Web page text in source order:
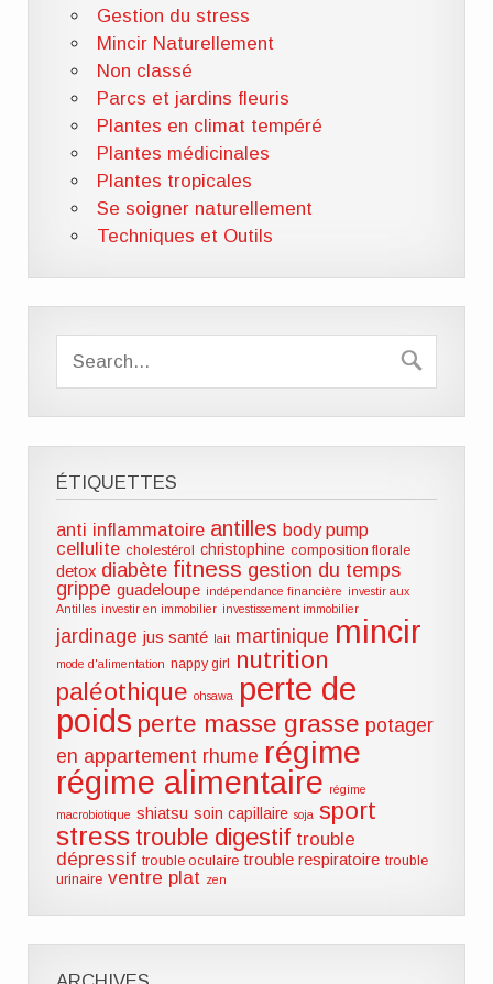
Gestion du stress
Mincir Naturellement
Non classé
Parcs et jardins fleuris
Plantes en climat tempéré
Plantes médicinales
Plantes tropicales
Se soigner naturellement
Techniques et Outils
ÉTIQUETTES
anti inflammatoire antilles body pump
cellulite cholestérol christophine composition florale
detox diabète fitness gestion du temps
grippe guadeloupe indépendance financière investir aux
Antilles investir en immobilier investissement immobilier
jardinage jus santé lait martinique mincir
mode d'alimentation nappy girl
nutrition
paléothique ohsawa
perte de
poids perte masse grasse potager
en appartement rhume régime
régime alimentaire régime
macrobiotique shiatsu soin capillaire soja sport
stress trouble digestif trouble
dépressif trouble oculaire trouble respiratoire trouble
urinaire ventre plat zen